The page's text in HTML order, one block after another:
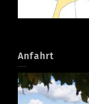
Anfahrt